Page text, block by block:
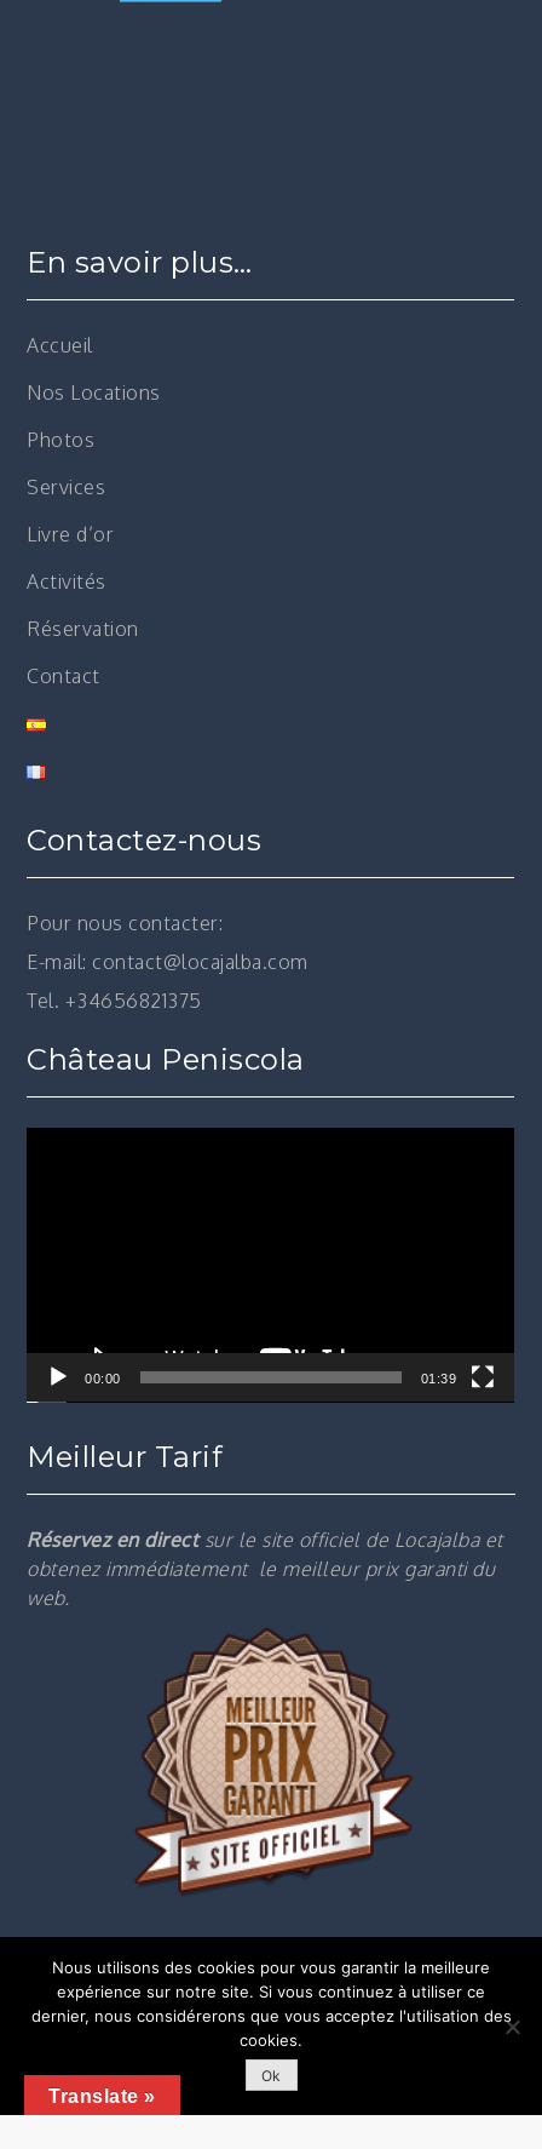
En savoir plus…
Accueil
Nos Locations
Photos
Services
Livre d’or
Activités
Réservation
Contact
Contactez-nous
Pour nous contacter:
E-mail: contact@locajalba.com
Tel. +34656821375
Château Peniscola
00:00 01:39
Meilleur Tarif
Réservez en directsur le site officiel de Locajalba et
obtenez immédiatement le meilleur prix garanti du
web.
Copyright © 2018 | Tous droits réservés |
légales
Shark Business byShark Themes
Translate »
Nous utilisons des cookies pour vous garantir la meilleure
expérience sur notre site. Si vous continuez à utiliser ce
dernier, nous considérerons que vous acceptez l'utilisation des
cookies.
Ok